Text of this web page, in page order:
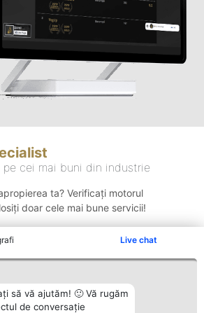
Live chat
să vă ajutăm! 🙂 Vă rugăm
de conversație
pe cei mai buni din industrie
ta? Verificați motorul
doar cele mai bune servicii!